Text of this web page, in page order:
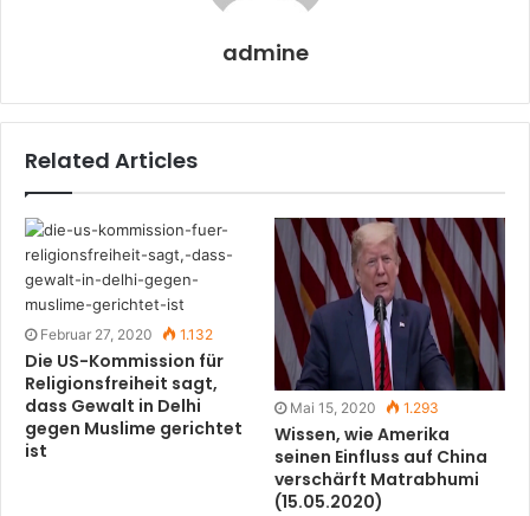
admine
Related Articles
Februar 27, 2020 1.132
Die US-Kommission für
Religionsfreiheit sagt,
dass Gewalt in Delhi
gegen Muslime gerichtet
ist
Mai 15, 2020 1.293
Wissen, wie Amerika
seinen Einfluss auf China
verschärft Matrabhumi
(15.05.2020)